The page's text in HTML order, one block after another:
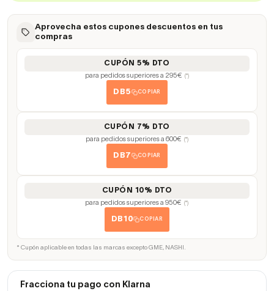
Aprovecha estos cupones descuentos en tus
compras
CUPÓN 5% DTO
para pedidos superiores a 295€ (*)
DB5 COPIAR
CUPÓN 7% DTO
para pedidos superiores a 600€ (*)
DB7 COPIAR
CUPÓN 10% DTO
para pedidos superiores a 950€ (*)
DB10 COPIAR
* Cupón aplicable en todas las marcas excepto GME, NASHI.
Fracciona tu pago con Klarna